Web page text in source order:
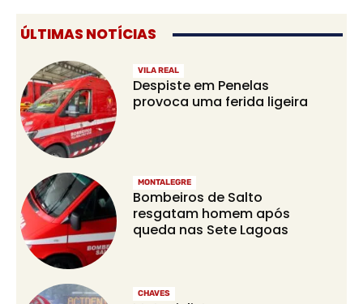
ÚLTIMAS NOTÍCIAS
VILA REAL
Despiste em Penelas
provoca uma ferida ligeira
MONTALEGRE
Bombeiros de Salto
resgatam homem após
queda nas Sete Lagoas
CHAVES